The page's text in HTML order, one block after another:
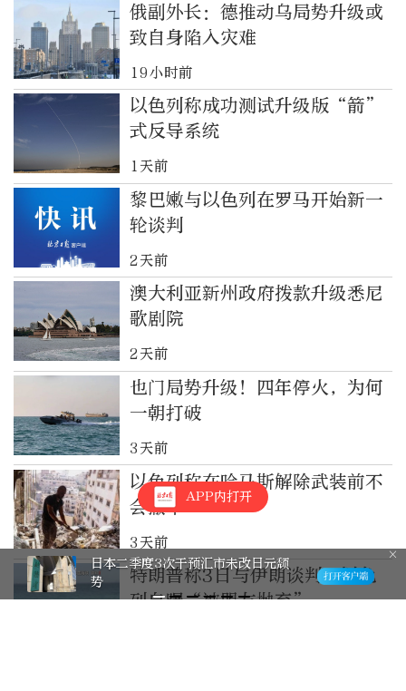
俄副外长：德推动乌局势升级或
致自身陷入灾难
19小时前
以色列称成功测试升级版“箭”
式反导系统
1天前
黎巴嫩与以色列在罗马开始新一
轮谈判
2天前
澳大利亚新州政府拨款升级悉尼
歌剧院
2天前
也门局势升级！四年停火，为何
一朝打破
3天前
以色列称在哈马斯解除武装前不
会撤军
3天前
特朗普称3日与伊朗谈判，以色
列自曝“被盟友抛弃”
APP内打开
日本二季度3次干预汇市未改日元颓
势